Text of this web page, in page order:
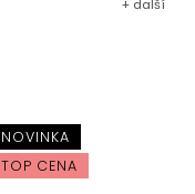
+ další
NOVINKA
TOP CENA